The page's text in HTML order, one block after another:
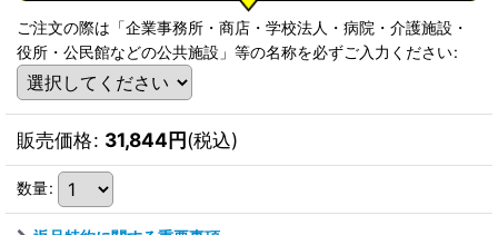
ご注文の際は「企業事務所・商店・学校法人・病院・介護施設・
役所・公民館などの公共施設」等の名称を必ずご入力ください:
販売価格: 31,844円(税込)
数量: